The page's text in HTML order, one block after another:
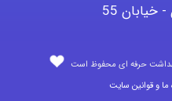
55
حرفه ای محفوظ است
ما و قوانین سایت